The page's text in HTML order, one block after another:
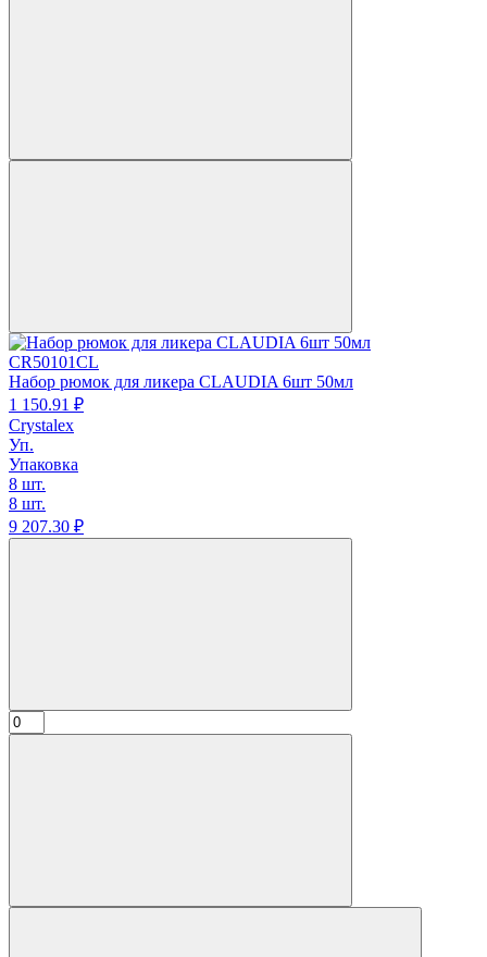
CR50101CL
Набор рюмок для ликера CLAUDIA 6шт 50мл
1 150.91 ₽
Crystalex
Уп.
Упаковка
8 шт.
8 шт.
9 207.30 ₽